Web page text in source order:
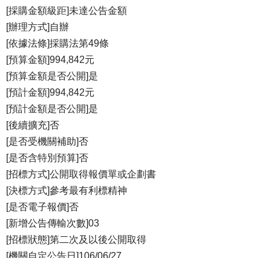
[採購金額級距]未達公告金額
[辦理方式]自辦
[依據法條]採購法第49條
[預算金額]994,842元
[預算金額是否公開]是
[預計金額]994,842元
[預計金額是否公開]是
[後續擴充]否
[是否受機關補助]否
[是否含特別預算]否
[招標方式]公開取得報價單或企劃書
[決標方式]參考最有利標精神
[是否電子報價]否
[新增公告傳輸次數]03
[招標狀態]第二次及以後公開取得
[機關自定公告日]106/06/27